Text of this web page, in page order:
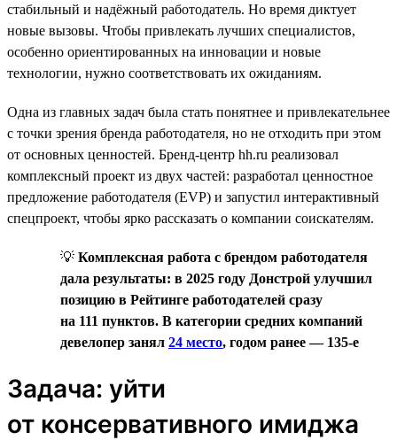
стабильный и надёжный работодатель. Но время диктует
новые вызовы. Чтобы привлекать лучших специалистов,
особенно ориентированных на инновации и новые
технологии, нужно соответствовать их ожиданиям.
Одна из главных задач была стать понятнее и привлекательнее
с точки зрения бренда работодателя, но не отходить при этом
от основных ценностей. Бренд-центр hh.ru реализовал
комплексный проект из двух частей: разработал ценностное
предложение работодателя (EVP) и запустил интерактивный
спецпроект, чтобы ярко рассказать о компании соискателям.
💡 Комплексная работа с брендом работодателя
дала результаты: в 2025 году Донстрой улучшил
позицию в Рейтинге работодателей сразу
на 111 пунктов. В категории средних компаний
девелопер занял 24 место, годом ранее — 135-е
Задача: уйти
от консервативного имиджа